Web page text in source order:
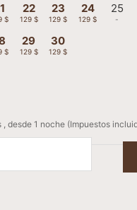
$
22
129 $
23
129 $
24
129 $
25
-
$
29
129 $
30
129 $
desde 1 noche (Impuestos